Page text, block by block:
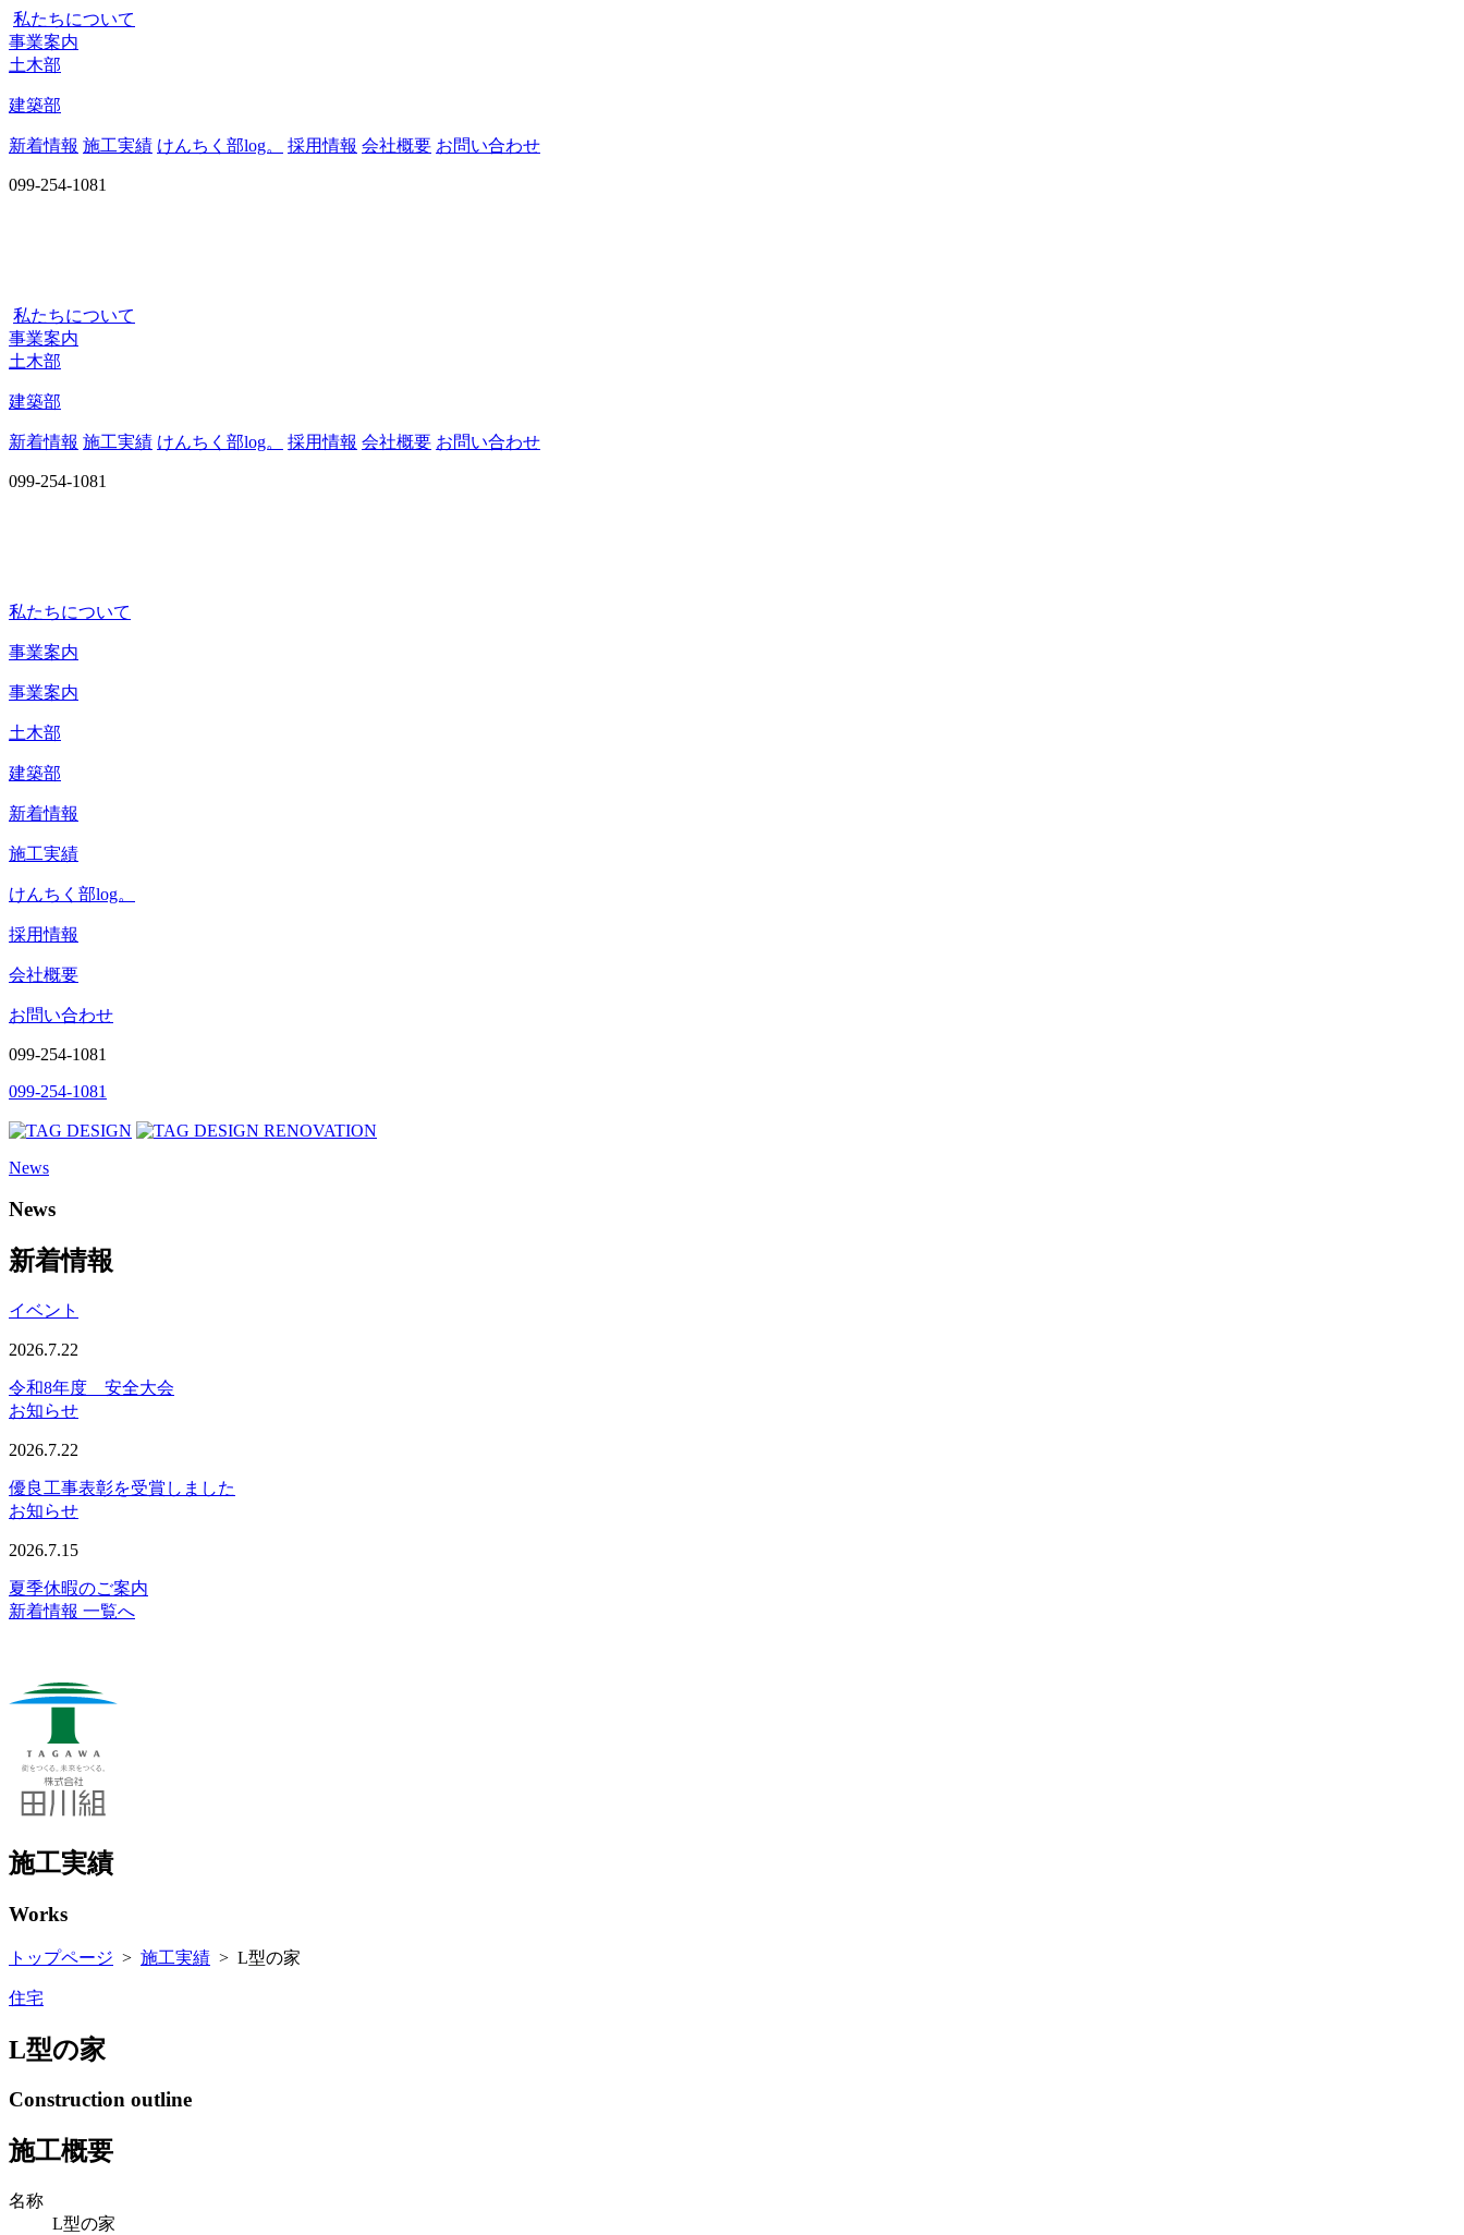
私たちについて
事業案内
土木部
建築部
新着情報 施工実績 けんちく部log。 採用情報 会社概要 お問い合わせ
099-254-1081
私たちについて
事業案内
土木部
建築部
新着情報 施工実績 けんちく部log。 採用情報 会社概要 お問い合わせ
099-254-1081
私たちについて
事業案内
事業案内
土木部
建築部
新着情報
施工実績
けんちく部log。
採用情報
会社概要
お問い合わせ
099-254-1081
099-254-1081
News
News
新着情報
イベント
2026.7.22
令和8年度 安全大会
お知らせ
2026.7.22
優良工事表彰を受賞しました
お知らせ
2026.7.15
夏季休暇のご案内
新着情報 一覧へ
施工実績
Works
トップページ > 施工実績 > L型の家
住宅
L型の家
Construction outline
施工概要
名称
L型の家